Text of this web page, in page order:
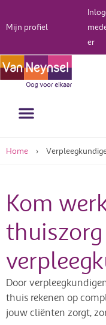
Mijn profiel
er
Home ›
Kom
Door
thuis rekenen op
jouw cliënten zorgt,